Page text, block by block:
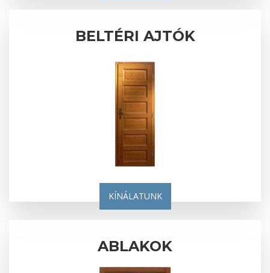
BELTÉRI AJTÓK
KÍNÁLATUNK
ABLAKOK